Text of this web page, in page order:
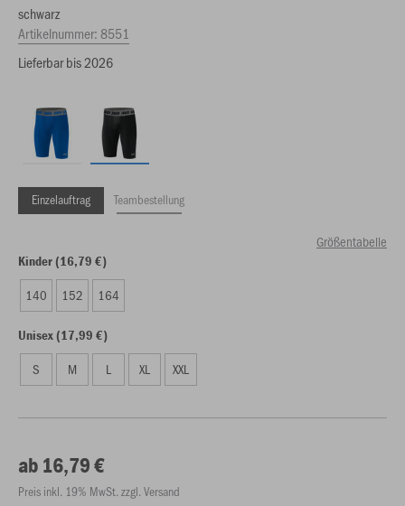
schwarz
Artikelnummer:8551
Lieferbar bis 2026
Einzelauftrag Teambestellung
Größentabelle
Kinder (16,79 €)
140 152 164
Unisex (17,99 €)
S M L XL XXL
ab 16,79 €
Preis inkl. 19% MwSt. zzgl. Versand